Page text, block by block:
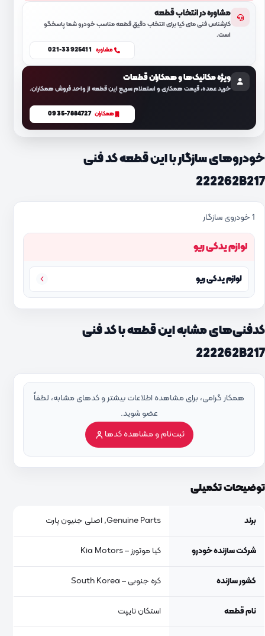
مشاوره در انتخاب قطعه
کارشناس فنی مای کیا برای انتخاب دقیق قطعه مناسب خودرو شما پاسخگو
است.
مشاوره 021-33925411
ویژه مکانیک‌ها و همکاران قطعات
خرید عمده، قیمت همکاری و استعلام سریع این قطعه از واحد فروش همکاران.
همکاران 0935-7884727
خودروهای سازگار با این قطعه کد فنی
222262B217
1 خودروی سازگار
لوازم یدکی ریو
لوازم یدکی ریو
کدفنی‌های مشابه این قطعه با کد فنی
222262B217
همکار گرامی، برای مشاهده اطلاعات بیشتر و کدهای مشابه، لطفاً
عضو شوید.
ثبت‌نام و مشاهده کدها
توضیحات تکمیلی
برند Genuine Parts, اصلی جنیون پارت
شرکت سازنده خودرو کیا موتورز – Kia Motors
کشور سازنده کره جنوبی – South Korea
نام قطعه استکان تایپت